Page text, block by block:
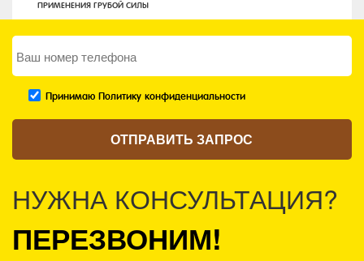
ПРИМЕНЕНИЯ ГРУБОЙ СИЛЫ
Принимаю Политику конфиденциальности
НУЖНА КОНСУЛЬТАЦИЯ?
ПЕРЕЗВОНИМ!